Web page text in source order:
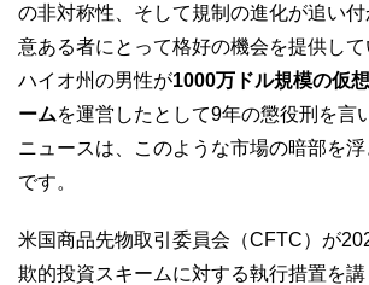
の非対称性、そして規制の進化が追い
意ある者にとって格好の機会を提供し
ハイオ州の男性が1000万ドル規模の仮
ームを運営したとして9年の懲役刑を言
ニュースは、このような市場の暗部を
です。
米国商品先物取引委員会（CFTC）が
欺的投資スキームに対する執行措置を